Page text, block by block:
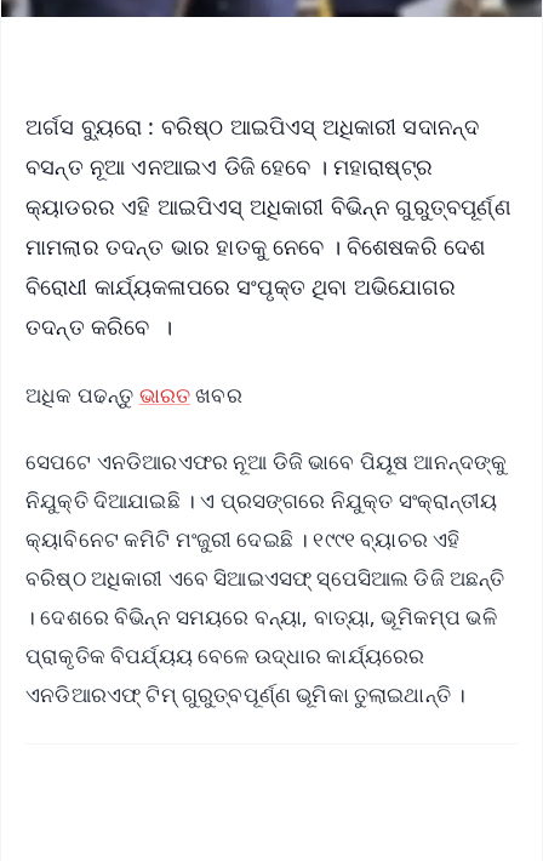
ଅର୍ଗସ ବ୍ୟୁରୋ : ବରିଷ୍ଠ ଆଇପିଏସ୍ ଅଧିକାରୀ ସଦାନନ୍ଦ
ବସନ୍ତ ନୂଆ ଏନଆଇଏ ଡିଜି ହେବେ । ମହାରାଷ୍ଟ୍ର
କ୍ୟାଡରର ଏହି ଆଇପିଏସ୍ ଅଧିକାରୀ ବିଭିନ୍ନ ଗୁରୁତ୍ବପୂର୍ଣ୍ଣ
ମାମଲାର ତଦନ୍ତ ଭାର ହାତକୁ ନେବେ । ବିଶେଷକରି ଦେଶ
ବିରୋଧୀ କାର୍ଯ୍ୟକଳାପରେ ସଂପୃକ୍ତ ଥିବା ଅଭିଯୋଗର
ତଦନ୍ତ କରିବେ ।
ଅଧିକ ପଢନ୍ତୁ ଭାରତଖବର
ସେପଟେ ଏନଡିଆରଏଫର ନୂଆ ଡିଜି ଭାବେ ପିୟୂଷ ଆନନ୍ଦଙ୍କୁ
ନିଯୁକ୍ତି ଦିଆଯାଇଛି । ଏ ପ୍ରସଙ୍ଗରେ ନିଯୁକ୍ତ ସଂକ୍ରାନ୍ତୀୟ
କ୍ୟାବିନେଟ କମିଟି ମଂଜୁରୀ ଦେଇଛି । ୧୯୯୧ ବ୍ୟାଚର ଏହି
ବରିଷ୍ଠ ଅଧିକାରୀ ଏବେ ସିଆଇଏସଫ୍ ସ୍ପେସିଆଲ ଡିଜି ଅଛନ୍ତି
। ଦେଶରେ ବିଭିନ୍ନ ସମୟରେ ବନ୍ୟା, ବାତ୍ୟା, ଭୂମିକମ୍ପ ଭଳି
ପ୍ରାକୃତିକ ବିପର୍ଯ୍ୟୟ ବେଳେ ଉଦ୍ଧାର କାର୍ଯ୍ୟରେର
ଏନଡିଆରଏଫ୍ ଟିମ୍ ଗୁରୁତ୍ବପୂର୍ଣ୍ଣ ଭୂମିକା ତୁଲାଇଥାନ୍ତି ।